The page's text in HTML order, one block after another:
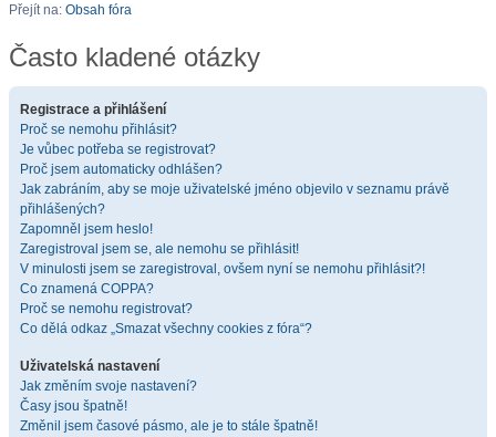
Přejít na: Obsah fóra
Často kladené otázky
Registrace a přihlášení
Proč se nemohu přihlásit?
Je vůbec potřeba se registrovat?
Proč jsem automaticky odhlášen?
Jak zabráním, aby se moje uživatelské jméno objevilo v seznamu právě
přihlášených?
Zapomněl jsem heslo!
Zaregistroval jsem se, ale nemohu se přihlásit!
V minulosti jsem se zaregistroval, ovšem nyní se nemohu přihlásit?!
Co znamená COPPA?
Proč se nemohu registrovat?
Co dělá odkaz „Smazat všechny cookies z fóra“?
Uživatelská nastavení
Jak změním svoje nastavení?
Časy jsou špatně!
Změnil jsem časové pásmo, ale je to stále špatně!